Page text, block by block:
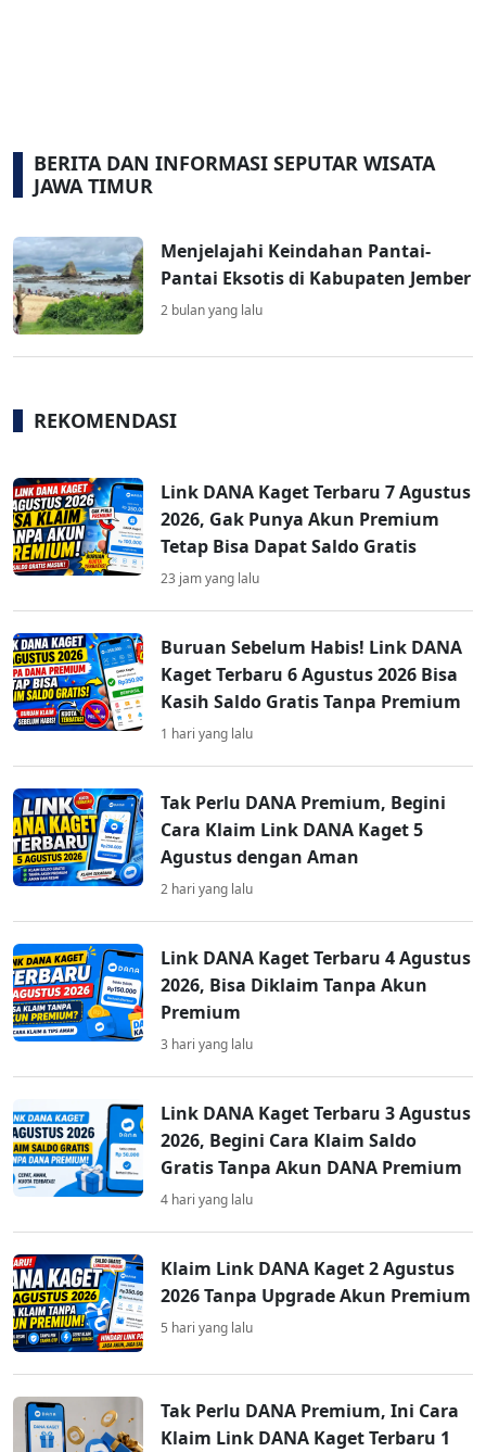
BERITA DAN INFORMASI SEPUTAR WISATA
JAWA TIMUR
Menjelajahi Keindahan Pantai-
Pantai Eksotis di Kabupaten Jember
2 bulan yang lalu
REKOMENDASI
Link DANA Kaget Terbaru 7 Agustus
2026, Gak Punya Akun Premium
Tetap Bisa Dapat Saldo Gratis
23 jam yang lalu
Buruan Sebelum Habis! Link DANA
Kaget Terbaru 6 Agustus 2026 Bisa
Kasih Saldo Gratis Tanpa Premium
1 hari yang lalu
Tak Perlu DANA Premium, Begini
Cara Klaim Link DANA Kaget 5
Agustus dengan Aman
2 hari yang lalu
Link DANA Kaget Terbaru 4 Agustus
2026, Bisa Diklaim Tanpa Akun
Premium
3 hari yang lalu
Link DANA Kaget Terbaru 3 Agustus
2026, Begini Cara Klaim Saldo
Gratis Tanpa Akun DANA Premium
4 hari yang lalu
Klaim Link DANA Kaget 2 Agustus
2026 Tanpa Upgrade Akun Premium
5 hari yang lalu
Tak Perlu DANA Premium, Ini Cara
Klaim Link DANA Kaget Terbaru 1